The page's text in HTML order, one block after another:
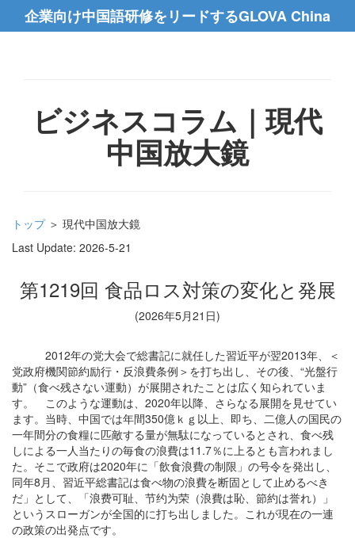
企業向け中国語研修をリードするGLOVA China
ビジネスコラム｜現代
中国放大鏡
トップ＞ 現代中国放大鏡
Last Update: 2026-5-21
第1219回 食品ロス対策の変化と発展
(2026年5月21日)
2012年の党大会で総書記に就任した習近平が翌2013年、＜
党政府機関節約励行・反浪費条例＞を打ち出し、その後、“光盤行
動”（食べ残さない運動）が展開されたことは広く知られていま
す。 このような運動は、2020年以降、さらなる展開を見せてい
ます。当時、中国では年間350億ｋｇ以上、即ち、二億人の国民の
一年間分の食糧に匹敵する量が無駄になっているとされ、食べ残
しによる一人当たりの毎食の浪費は11.7％に上るとも言われまし
た。そこで政府は2020年に「飲食浪費の制限」の号令を発出し、
同年8月、習近平総書記は食べ物の浪費を断固として止めるべき
だ」として、「浪费可耻、节约为荣（浪費は恥、節約は誉れ）」
というスローガンが全国的に打ち出しました。これが現在の一連
の政策の出発点です。